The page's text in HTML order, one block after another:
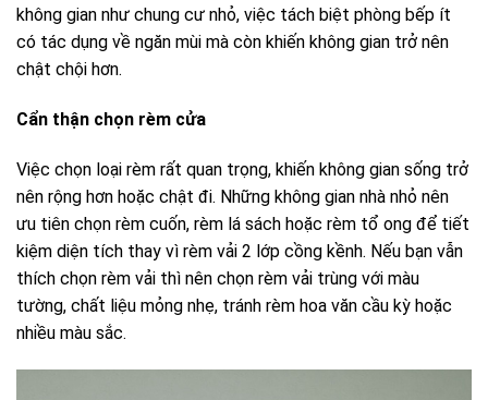
không gian như chung cư nhỏ, việc tách biệt phòng bếp ít
có tác dụng về ngăn mùi mà còn khiến không gian trở nên
chật chội hơn.
Cẩn thận chọn rèm cửa
Việc chọn loại rèm rất quan trọng, khiến không gian sống trở
nên rộng hơn hoặc chật đi. Những không gian nhà nhỏ nên
ưu tiên chọn rèm cuốn, rèm lá sách hoặc rèm tổ ong để tiết
kiệm diện tích thay vì rèm vải 2 lớp cồng kềnh. Nếu bạn vẫn
thích chọn rèm vải thì nên chọn rèm vải trùng với màu
tường, chất liệu mỏng nhẹ, tránh rèm hoa văn cầu kỳ hoặc
nhiều màu sắc.